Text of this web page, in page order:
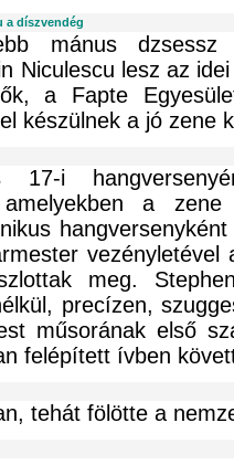
a díszvendég
mánus
Niculescu lesz az
a Fapte
készülnek a jó zene
17-i
amelyekben a
vezényletével
meg.
precízen,
műsorának első
felépített ívben
tehát fölötte a